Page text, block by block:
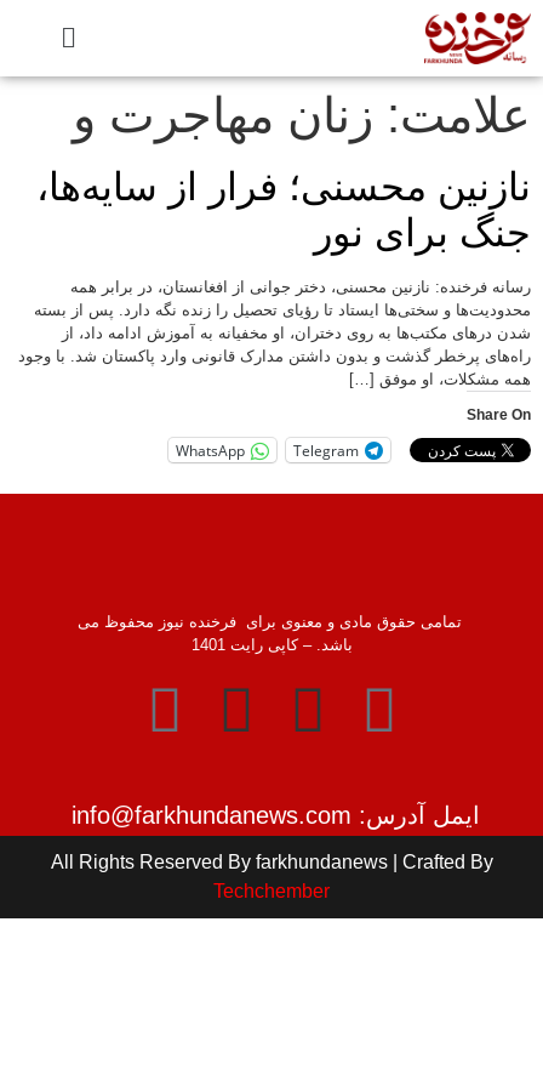
علامت: زنان مهاجرت و
نازنین محسنی؛ فرار از سایه‌ها،
جنگ برای نور
رسانه فرخنده: نازنین محسنی، دختر جوانی از افغانستان، در برابر همه
محدودیت‌ها و سختی‌ها ایستاد تا رؤیای تحصیل را زنده نگه دارد. پس از بسته
شدن درهای مکتب‌ها به روی دختران، او مخفیانه به آموزش ادامه داد، از
راه‌های پرخطر گذشت و بدون داشتن مدارک قانونی وارد پاکستان شد. با وجود
همه مشکلات، او موفق […]
Share On
Telegram
WhatsApp
تمامی حقوق مادی و معنوی برای فرخنده نیوز محفوظ می
باشد. – کاپی رایت 1401
ایمل آدرس: info@farkhundanews.com
All Rights Reserved By farkhundanews | Crafted By
Techchember